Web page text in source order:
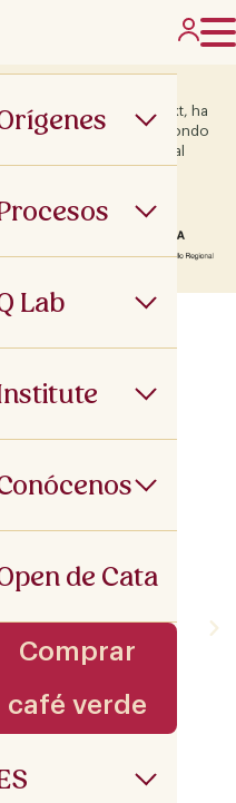
Lab
de Cata
Comprar
café verde
del Programa ICEX Next, ha
la cofinanciación del fondo
este apoyo es contribuir al
y de su entorno.